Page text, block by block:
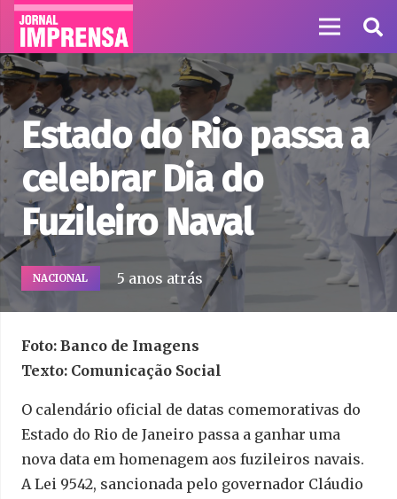
Estado do Rio passa a
celebrar Dia do
Fuzileiro Naval
NACIONAL 5 anos atrás
Foto: Banco de Imagens
Texto: Comunicação Social
O calendário oficial de datas comemorativas do
Estado do Rio de Janeiro passa a ganhar uma
nova data em homenagem aos fuzileiros navais.
A Lei 9542, sancionada pelo governador Cláudio